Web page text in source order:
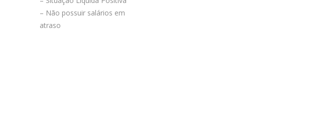
– Não possuir salários em
atraso